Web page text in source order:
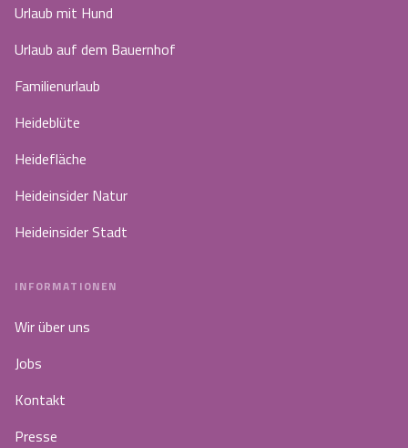
Urlaub mit Hund
Urlaub auf dem Bauernhof
Familienurlaub
Heideblüte
Heidefläche
Heideinsider Natur
Heideinsider Stadt
INFORMATIONEN
Wir über uns
Jobs
Kontakt
Presse